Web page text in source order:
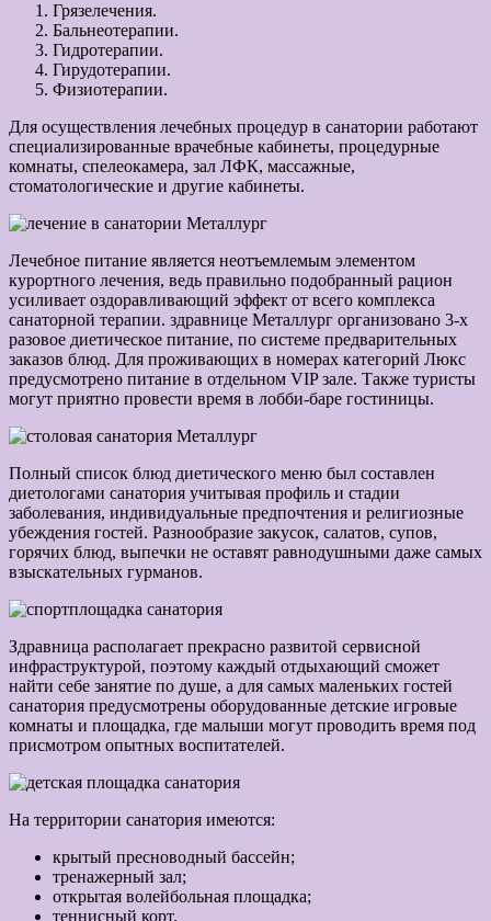
Грязелечения.
Бальнеотерапии.
Гидротерапии.
Гирудотерапии.
Физиотерапии.
Для осуществления лечебных процедур в санатории работают
специализированные врачебные кабинеты, процедурные
комнаты, спелеокамера, зал ЛФК, массажные,
стоматологические и другие кабинеты.
Лечебное питание является неотъемлемым элементом
курортного лечения, ведь правильно подобранный рацион
усиливает оздоравливающий эффект от всего комплекса
санаторной терапии. здравнице Металлург организовано 3-х
разовое диетическое питание, по системе предварительных
заказов блюд. Для проживающих в номерах категорий Люкс
предусмотрено питание в отдельном VIP зале. Также туристы
могут приятно провести время в лобби-баре гостиницы.
Полный список блюд диетического меню был составлен
диетологами санатория учитывая профиль и стадии
заболевания, индивидуальные предпочтения и религиозные
убеждения гостей. Разнообразие закусок, салатов, супов,
горячих блюд, выпечки не оставят равнодушными даже самых
взыскательных гурманов.
Здравница располагает прекрасно развитой сервисной
инфраструктурой, поэтому каждый отдыхающий сможет
найти себе занятие по душе, а для самых маленьких гостей
санатория предусмотрены оборудованные детские игровые
комнаты и площадка, где малыши могут проводить время под
присмотром опытных воспитателей.
На территории санатория имеются:
крытый пресноводный бассейн;
тренажерный зал;
открытая волейбольная площадка;
теннисный корт.